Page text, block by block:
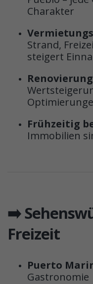
Charakter
Strand,
steigert
Frühzeitig
Immobilien
➡️
Freizeit
Puerto
Gastronomie